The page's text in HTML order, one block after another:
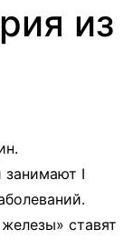
из
занимают I
ставят